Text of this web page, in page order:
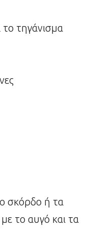
το τηγάνισμα
σκόρδο ή τα
το αυγό και τα